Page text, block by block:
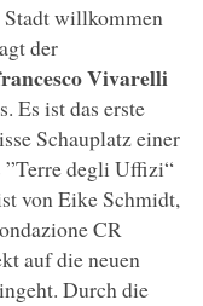
willkommen
der
Vivarelli
Es ist das erste
Schauplatz einer
”Terre degli Uffizi“
von Eike Schmidt,
CR
auf die neuen
Durch die